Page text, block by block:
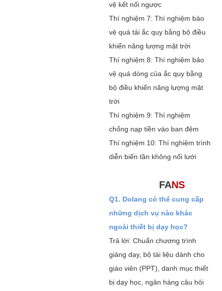
vệ kết nối ngược
Thí nghiệm 7: Thí nghiệm bảo
vệ quá tải ắc quy bằng bộ điều
khiển năng lượng mặt trời
Thí nghiệm 8: Thí nghiệm bảo
vệ quá dòng của ắc quy bằng
bộ điều khiển năng lượng mặt
trời
Thí nghiệm 9: Thí nghiệm
chống nạp tiền vào ban đêm
Thí nghiệm 10: Thí nghiệm trình
diễn biến tần không nối lưới
FANS
Q1. Dolang có thể cung cấp
những dịch vụ nào khác
ngoài thiết bị dạy học?
Trả lời: Chuẩn chương trình
giảng dạy, bộ tài liệu dành cho
giáo viên (PPT), danh mục thiết
bị dạy học, ngân hàng câu hỏi